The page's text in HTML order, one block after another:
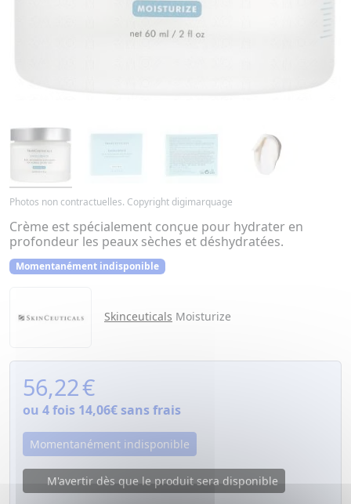
Photos non contractuelles. Copyright digimarquage
Crème est spécialement conçue pour hydrater en
profondeur les peaux sèches et déshydratées.
Momentanément indisponible
Skinceuticals Moisturize
56,22€
ou 4 fois 14,06€ sans frais
Momentanément indisponible
M'avertir dès que le produit sera disponible